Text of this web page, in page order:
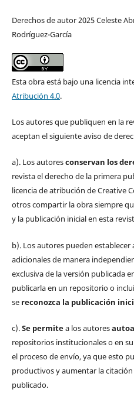
Derechos de autor 2025 Celeste
Rodríguez-García
Esta obra está bajo una licencia
Atribución 4.0.
Los autores que publiquen en la
aceptan el siguiente aviso de
a). Los autoresconservan los
revista el derecho de la primera
licencia de atribución de Creative
otros compartir la obra siempre
y la publicación inicial en esta
b). Los autores pueden
adicionales de manera
exclusiva de la versión publicada
publicarla en un repositorio o
sereconozca la publicación
c).Se permitea los autores
repositorios institucionales o en
el proceso de envío, ya que esto
productivos y aumentar la
publicado.